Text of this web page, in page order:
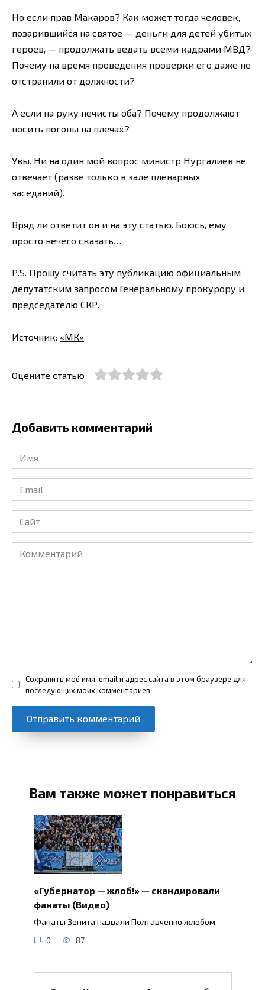
Но если прав Макаров? Как может тогда человек,
позарившийся на святое — деньги для детей убитых
героев, — продолжать ведать всеми кадрами МВД?
Почему на время проведения проверки его даже не
отстранили от должности?
А если на руку нечисты оба? Почему продолжают
носить погоны на плечах?
Увы. Ни на один мой вопрос министр Нургалиев не
отвечает (разве только в зале пленарных
заседаний).
Вряд ли ответит он и на эту статью. Боюсь, ему
просто нечего сказать…
Р.S. Прошу считать эту публикацию официальным
депутатским запросом Генеральному прокурору и
председателю СКР.
Источник: «МК»
Оцените статью
Добавить комментарий
Имя
*
Email
*
Сайт
Комментарий
Сохранить моё имя, email и адрес сайта в этом браузере для
последующих моих комментариев.
Вам также может понравиться
«Губернатор — жлоб!» — скандировали
фанаты (Видео)
Фанаты Зенита назвали Полтавченко жлобом.
0 87